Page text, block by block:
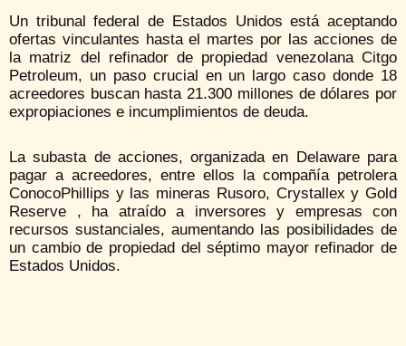
Un tribunal federal de Estados Unidos está aceptando
ofertas vinculantes hasta el martes por las acciones de
la matriz del refinador de propiedad venezolana Citgo
Petroleum, un paso crucial en un largo caso donde 18
acreedores buscan hasta 21.300 millones de dólares por
expropiaciones e incumplimientos de deuda.
La subasta de acciones, organizada en Delaware para
pagar a acreedores, entre ellos la compañía petrolera
ConocoPhillips y las mineras Rusoro, Crystallex y Gold
Reserve , ha atraído a inversores y empresas con
recursos sustanciales, aumentando las posibilidades de
un cambio de propiedad del séptimo mayor refinador de
Estados Unidos.